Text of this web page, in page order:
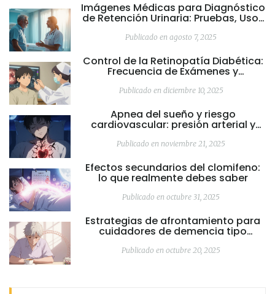
Imágenes Médicas para Diagnóstico
de Retención Urinaria: Pruebas, Usos
Publicado en agosto 7, 2025
Control de la Retinopatía Diabética:
Frecuencia de Exámenes y
Publicado en diciembre 10, 2025
Apnea del sueño y riesgo
cardiovascular: presión arterial y
Publicado en noviembre 21, 2025
Efectos secundarios del clomifeno:
lo que realmente debes saber
Publicado en octubre 31, 2025
Estrategias de afrontamiento para
cuidadores de demencia tipo
Publicado en octubre 20, 2025